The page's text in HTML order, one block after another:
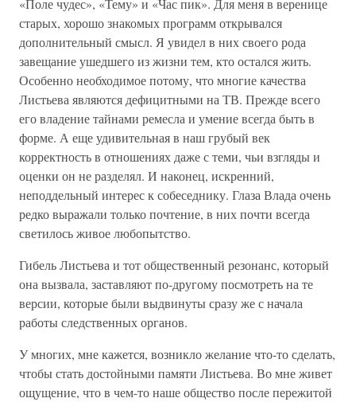
«Поле чудес», «Тему» и «Час пик». Для меня в веренице
старых, хорошо знакомых программ открывался
дополнительный смысл. Я увидел в них своего рода
завещание ушедшего из жизни тем, кто остался жить.
Особенно необходимое потому, что многие качества
Листьева являются дефицитными на ТВ. Прежде всего
его владение тайнами ремесла и умение всегда быть в
форме. А еще удивительная в наш грубый век
корректность в отношениях даже с теми, чьи взгляды и
оценки он не разделял. И наконец, искренний,
неподдельный интерес к собеседнику. Глаза Влада очень
редко выражали только почтение, в них почти всегда
светилось живое любопытство.
Гибель Листьева и тот общественный резонанс, который
она вызвала, заставляют по-другому посмотреть на те
версии, которые были выдвинуты сразу же с начала
работы следственных органов.
У многих, мне кажется, возникло желание что-то сделать,
чтобы стать достойными памяти Листьева. Во мне живет
ощущение, что в чем-то наше общество после пережитой